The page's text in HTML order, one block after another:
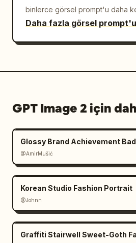
binlerce görsel prompt'u daha
Daha fazla görsel
GPT Image 2 için
Glossy Brand Achievement
@AmirMušić
Korean Studio Fashion Portrait
@Johnn
Graffiti Stairwell Sweet-Goth